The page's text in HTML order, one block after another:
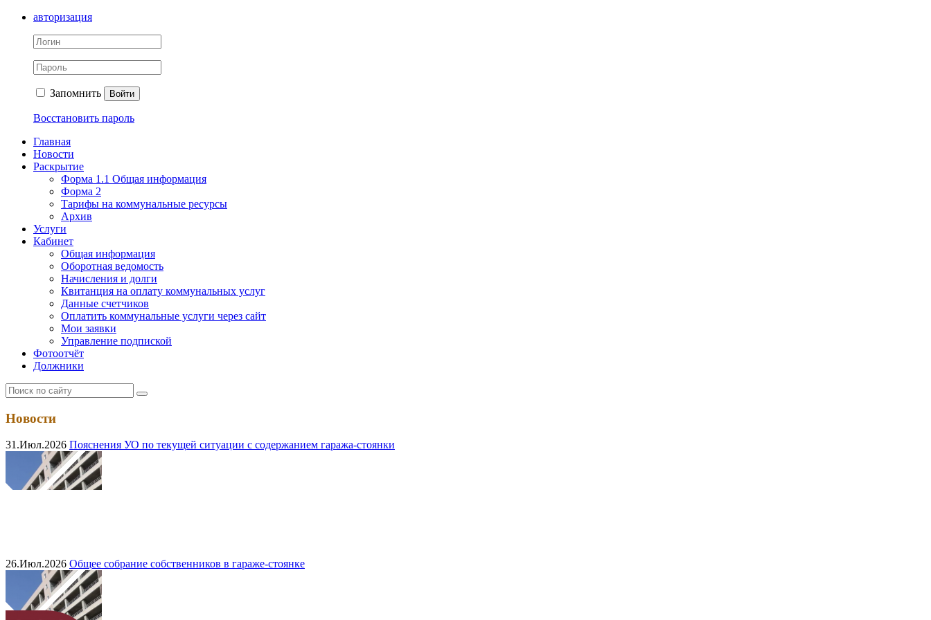
авторизация
Запомнить Войти
Восстановить пароль
Главная
Новости
Раскрытие
Форма 1.1 Общая информация
Форма 2
Тарифы на коммунальные ресурсы
Архив
Услуги
Кабинет
Общая информация
Оборотная ведомость
Начисления и долги
Квитанция на оплату коммунальных услуг
Данные счетчиков
Оплатить коммунальные услуги через сайт
Мои заявки
Управление подпиской
Фотоотчёт
Должники
Новости
31.Июл.2026 Пояснения УО по текущей ситуации с содержанием гаража‑стоянки
26.Июл.2026 Общее собрание собственников в гараже-стоянке